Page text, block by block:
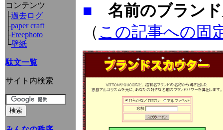
コンテンツ
├過去ログ
├paper craft
├Freephoto
└壁紙
駄文一覧
サイト内検索
■
名前のブラン
（ この記事への固